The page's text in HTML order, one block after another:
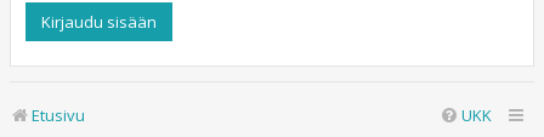
Etusivu UKK